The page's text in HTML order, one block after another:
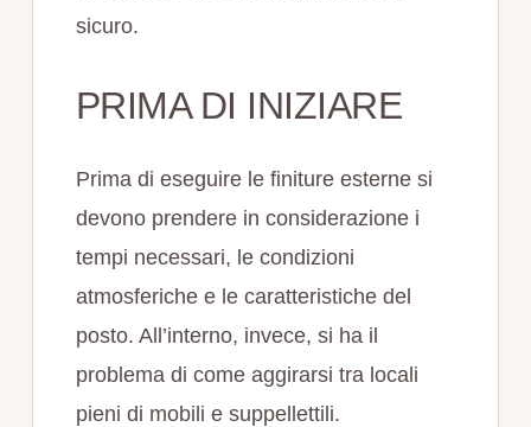
sicuro.
PRIMA DI INIZIARE
Prima di eseguire le finiture esterne si
devono prendere in considerazione i
tempi necessari, le condizioni
atmosferiche e le caratteristiche del
posto. All’interno, invece, si ha il
problema di come aggirarsi tra locali
pieni di mobili e suppellettili.